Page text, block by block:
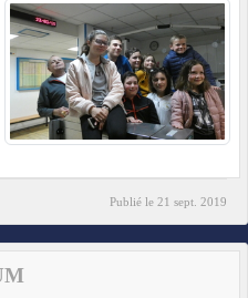
Publié le 21 sept. 2019